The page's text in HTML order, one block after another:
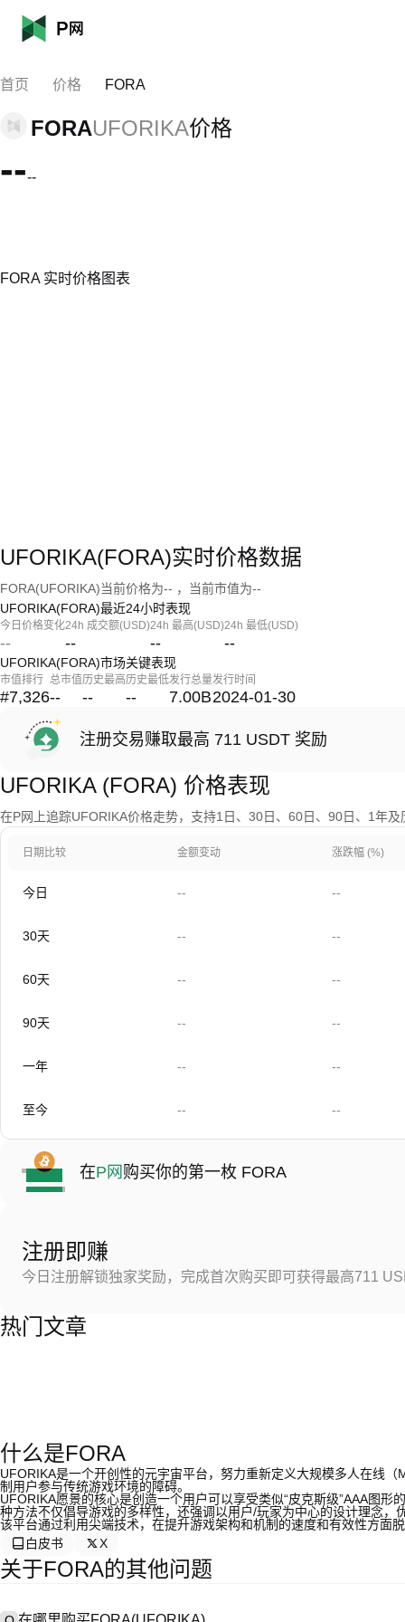
首页 价格 FORA
FORAUFORIKA价格
----
FORA 实时价格图表
UFORIKA(FORA)实时价格数据
FORA(UFORIKA)当前价格为-- ，当前市值为--
UFORIKA(FORA)最近24小时表现
今日价格变化
--
24h 成交额(USD)
--
24h 最高(USD)
--
24h 最低(USD)
--
UFORIKA(FORA)市场关键表现
市值排行
#7,326
总市值
--
历史最高
--
历史最低
--
发行总量
7.00B
发行时间
2024-01-30
注册交易赚取最高 711 USDT 奖励
UFORIKA (FORA) 价格表现
在P网上追踪UFORIKA价格走势，支持1日、30日、60日、90日、1年及
日期比较 金额变动 涨跌幅 (%)
今日 -- --
30天 -- --
60天 -- --
90天 -- --
一年 -- --
至今 -- --
在P网 购买你的第一枚 FORA
注册即赚
今日注册解锁独家奖励，完成首次购买即可获得最高711
热门文章
什么是FORA
UFORIKA是一个开创性的元宇宙平台，努力重新定义大规模多人在线
制用户参与传统游戏环境的障碍。
UFORIKA愿景的核心是创造一个用户可以享受类似“皮克斯级”AAA图
种方法不仅倡导游戏的多样性，还强调以用户/玩家为中心的设计理念，
该平台通过利用尖端技术，在提升游戏架构和机制的速度和有效性方面
白皮书
X
关于FORA的其他问题